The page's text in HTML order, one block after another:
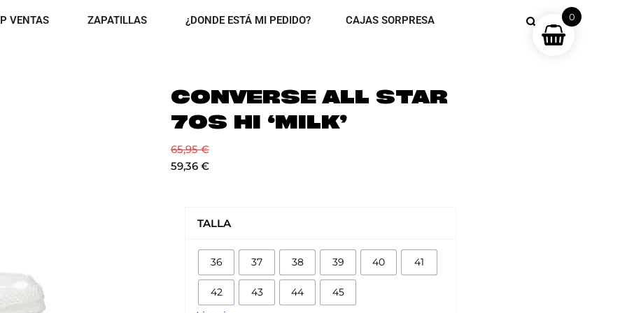
VENTAS OPEN TOP VENTAS
ZAPATILLAS OPEN ZAPATILLAS
¿DONDE ESTÁ MI PEDIDO? CAJAS SORPRESA
CONVERSE ALL STAR
70S HI ‘MILK’
65,95€
59,36 €
TALLA
36 37 38 39 40 41
42 43 44 45
ALL
70S
'MILK'
cantidad
0